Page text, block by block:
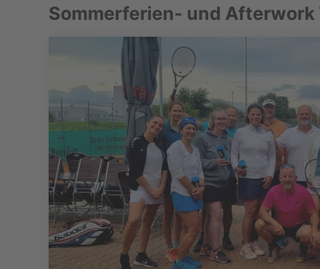
Sommerferien- und Afterwork